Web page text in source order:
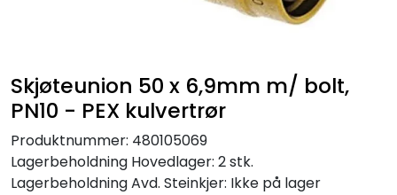
Skjøteunion 50 x 6,9mm m/ bolt,
PN10 - PEX kulvertrør
Produktnummer: 480105069
Lagerbeholdning Hovedlager: 2 stk.
LagerbeholdningAvd. Steinkjer: Ikke på lager